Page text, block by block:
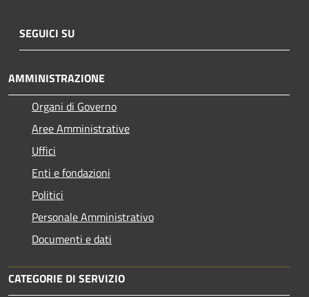
SEGUICI SU
AMMINISTRAZIONE
Organi di Governo
Aree Amministrative
Uffici
Enti e fondazioni
Politici
Personale Amministrativo
Documenti e dati
CATEGORIE DI SERVIZIO